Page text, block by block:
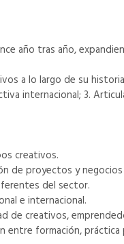
año tras año,
a lo largo de su
internacional; 3.
creativos.
de proyectos y
del sector.
e internacional.
de creativos,
formación, práctica